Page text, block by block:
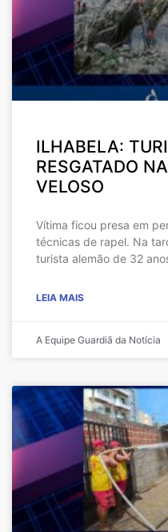
ILHABELA:
RESGATADO
VELOSO
Vítima ficou presa em
técnicas de rapel. Na
turista alemão de 32
LEIA MAIS
A Equipe Guardiã da Notícia